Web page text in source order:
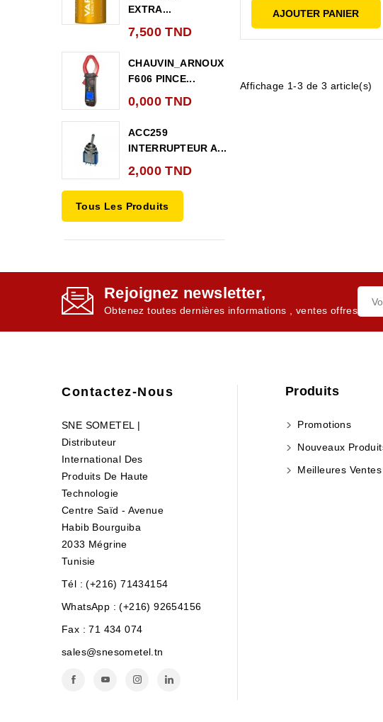
EXTRA...
7,500 TND
CHAUVIN_ARNOUX
F606 PINCE...
0,000 TND
ACC259
INTERRUPTEUR A...
2,000 TND
Tous Les Produits
AJOUTER PANIER
Affichage 1-3 de 3 article(s)
Rejoignez newsletter,
Obtenez toutes dernières informations , ventes offres
Contactez-Nous
SNE SOMETEL |
Distributeur
International Des
Produits De Haute
Technologie
Centre Saïd - Avenue
Habib Bourguiba
2033 Mégrine
Tunisie
Tél : (+216) 71434154
WhatsApp : (+216) 92654156
Fax :71 434 074
sales@snesometel.tn
Produits
Promotions
Nouveaux
Meilleures Ventes